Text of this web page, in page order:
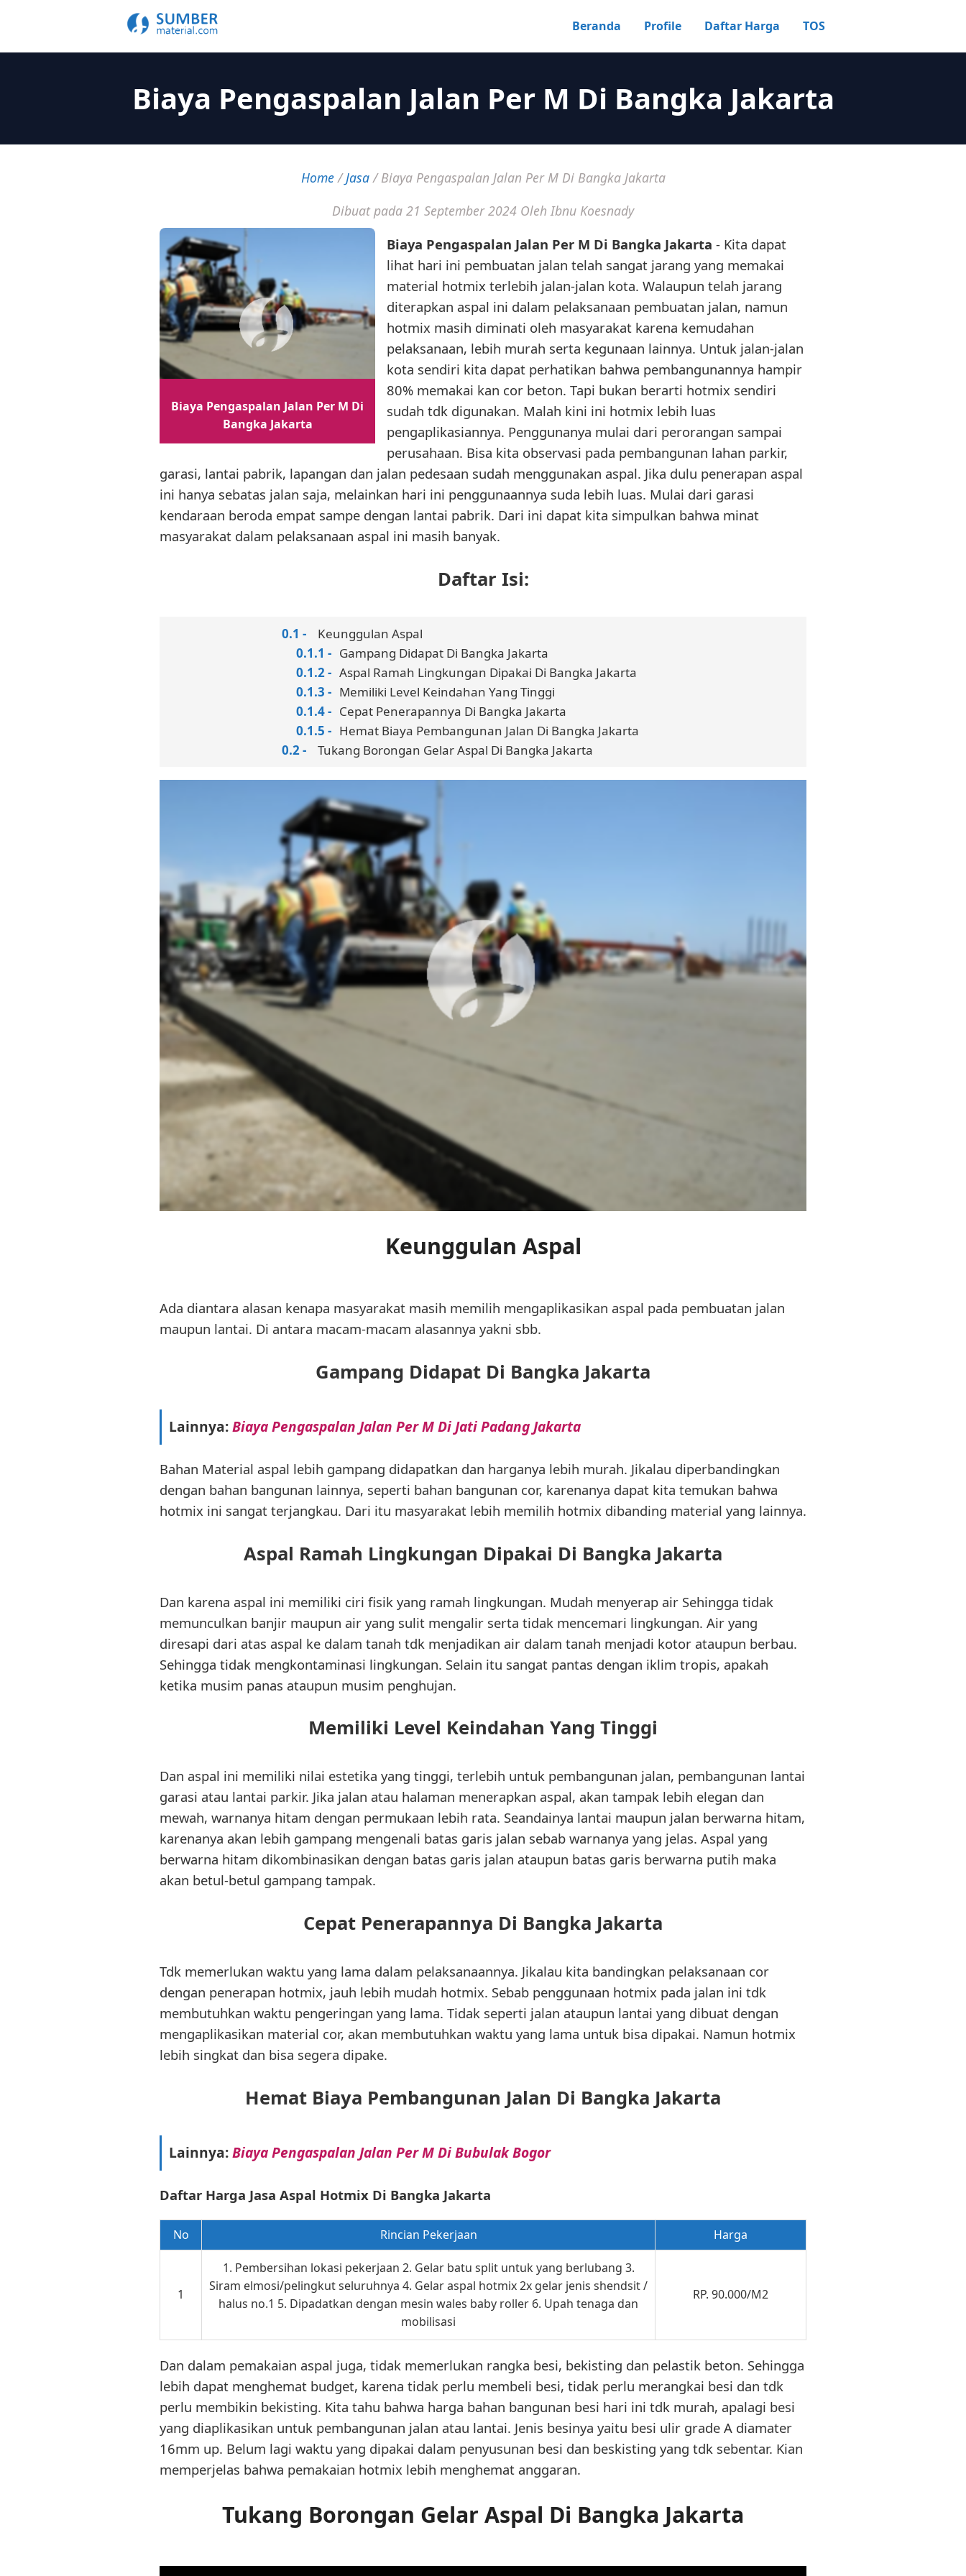
Beranda Profile Daftar Harga TOS
Biaya Pengaspalan Jalan Per M Di Bangka Jakarta
Home/Jasa/Biaya Pengaspalan Jalan Per M Di Bangka Jakarta
Dibuat pada 21 September 2024 Oleh Ibnu Koesnady
Biaya Pengaspalan Jalan Per M Di
Bangka Jakarta
Biaya Pengaspalan Jalan Per M Di Bangka Jakarta - Kita dapat
lihat hari ini pembuatan jalan telah sangat jarang yang memakai
material hotmix terlebih jalan-jalan kota. Walaupun telah jarang
diterapkan aspal ini dalam pelaksanaan pembuatan jalan, namun
hotmix masih diminati oleh masyarakat karena kemudahan
pelaksanaan, lebih murah serta kegunaan lainnya. Untuk jalan-jalan
kota sendiri kita dapat perhatikan bahwa pembangunannya hampir
80% memakai kan cor beton. Tapi bukan berarti hotmix sendiri
sudah tdk digunakan. Malah kini ini hotmix lebih luas
pengaplikasiannya. Penggunanya mulai dari perorangan sampai
perusahaan. Bisa kita observasi pada pembangunan lahan parkir,
garasi, lantai pabrik, lapangan dan jalan pedesaan sudah menggunakan aspal. Jika dulu penerapan aspal
ini hanya sebatas jalan saja, melainkan hari ini penggunaannya suda lebih luas. Mulai dari garasi
kendaraan beroda empat sampe dengan lantai pabrik. Dari ini dapat kita simpulkan bahwa minat
masyarakat dalam pelaksanaan aspal ini masih banyak.
Daftar Isi:
Keunggulan Aspal
Gampang Didapat Di Bangka Jakarta
Aspal Ramah Lingkungan Dipakai Di Bangka Jakarta
Memiliki Level Keindahan Yang Tinggi
Cepat Penerapannya Di Bangka Jakarta
Hemat Biaya Pembangunan Jalan Di Bangka Jakarta
Tukang Borongan Gelar Aspal Di Bangka Jakarta
Keunggulan Aspal
Ada diantara alasan kenapa masyarakat masih memilih mengaplikasikan aspal pada pembuatan jalan
maupun lantai. Di antara macam-macam alasannya yakni sbb.
Gampang Didapat Di Bangka Jakarta
Lainnya:Biaya Pengaspalan Jalan Per M Di Jati Padang Jakarta
Bahan Material aspal lebih gampang didapatkan dan harganya lebih murah. Jikalau diperbandingkan
dengan bahan bangunan lainnya, seperti bahan bangunan cor, karenanya dapat kita temukan bahwa
hotmix ini sangat terjangkau. Dari itu masyarakat lebih memilih hotmix dibanding material yang lainnya.
Aspal Ramah Lingkungan Dipakai Di Bangka Jakarta
Dan karena aspal ini memiliki ciri fisik yang ramah lingkungan. Mudah menyerap air Sehingga tidak
memunculkan banjir maupun air yang sulit mengalir serta tidak mencemari lingkungan. Air yang
diresapi dari atas aspal ke dalam tanah tdk menjadikan air dalam tanah menjadi kotor ataupun berbau.
Sehingga tidak mengkontaminasi lingkungan. Selain itu sangat pantas dengan iklim tropis, apakah
ketika musim panas ataupun musim penghujan.
Memiliki Level Keindahan Yang Tinggi
Dan aspal ini memiliki nilai estetika yang tinggi, terlebih untuk pembangunan jalan, pembangunan lantai
garasi atau lantai parkir. Jika jalan atau halaman menerapkan aspal, akan tampak lebih elegan dan
mewah, warnanya hitam dengan permukaan lebih rata. Seandainya lantai maupun jalan berwarna hitam,
karenanya akan lebih gampang mengenali batas garis jalan sebab warnanya yang jelas. Aspal yang
berwarna hitam dikombinasikan dengan batas garis jalan ataupun batas garis berwarna putih maka
akan betul-betul gampang tampak.
Cepat Penerapannya Di Bangka Jakarta
Tdk memerlukan waktu yang lama dalam pelaksanaannya. Jikalau kita bandingkan pelaksanaan cor
dengan penerapan hotmix, jauh lebih mudah hotmix. Sebab penggunaan hotmix pada jalan ini tdk
membutuhkan waktu pengeringan yang lama. Tidak seperti jalan ataupun lantai yang dibuat dengan
mengaplikasikan material cor, akan membutuhkan waktu yang lama untuk bisa dipakai. Namun hotmix
lebih singkat dan bisa segera dipake.
Hemat Biaya Pembangunan Jalan Di Bangka Jakarta
Lainnya:Biaya Pengaspalan Jalan Per M Di Bubulak Bogor
Daftar Harga Jasa Aspal Hotmix Di Bangka Jakarta
No Rincian Pekerjaan Harga
1
1. Pembersihan lokasi pekerjaan 2. Gelar batu split untuk yang berlubang 3.
Siram elmosi/pelingkut seluruhnya 4. Gelar aspal hotmix 2x gelar jenis shendsit /
halus no.1 5. Dipadatkan dengan mesin wales baby roller 6. Upah tenaga dan
mobilisasi
RP. 90.000/M2
Dan dalam pemakaian aspal juga, tidak memerlukan rangka besi, bekisting dan pelastik beton. Sehingga
lebih dapat menghemat budget, karena tidak perlu membeli besi, tidak perlu merangkai besi dan tdk
perlu membikin bekisting. Kita tahu bahwa harga bahan bangunan besi hari ini tdk murah, apalagi besi
yang diaplikasikan untuk pembangunan jalan atau lantai. Jenis besinya yaitu besi ulir grade A diamater
16mm up. Belum lagi waktu yang dipakai dalam penyusunan besi dan beskisting yang tdk sebentar. Kian
memperjelas bahwa pemakaian hotmix lebih menghemat anggaran.
Tukang Borongan Gelar Aspal Di Bangka Jakarta